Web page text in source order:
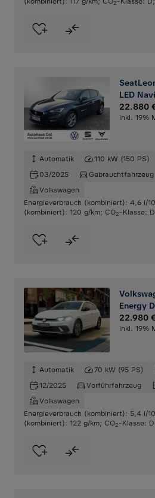
2
LED
22.880
inkl. 19%
Automatik 110 kW (150 PS)
03/2025
Gebrauchtfahrzeug
Volkswagen
Energieverbrauch (kombiniert): 4,6 l/
(kombiniert): 120 g/km; CO2-Klasse: D
Energy
22.980
inkl. 19%
Automatik 70 kW (95 PS)
12/2025
Vorführfahrzeug
Volkswagen
Energieverbrauch (kombiniert): 5,4 l/
(kombiniert): 122 g/km; CO2-Klasse: D